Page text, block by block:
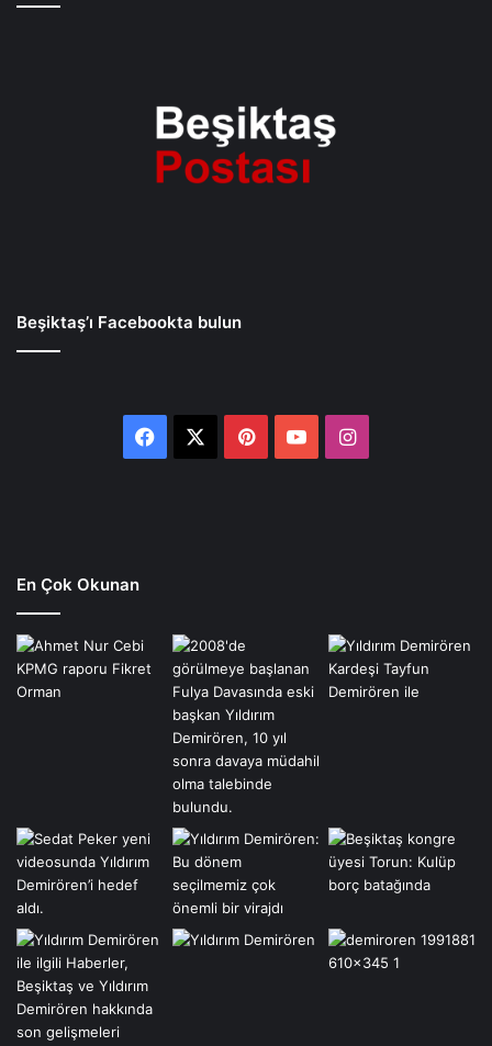
Beşiktaş’ı Facebookta bulun
Facebook PinterestYouTubeInstagram
En Çok Okunan